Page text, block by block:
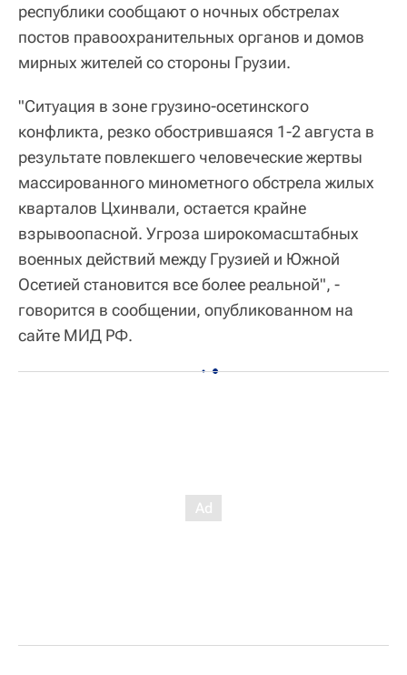
республики сообщают о ночных обстрелах
постов правоохранительных органов и домов
мирных жителей со стороны Грузии.
"Ситуация в зоне грузино-осетинского
конфликта, резко обострившаяся 1-2 августа в
результате повлекшего человеческие жертвы
массированного минометного обстрела жилых
кварталов Цхинвали, остается крайне
взрывоопасной. Угроза широкомасштабных
военных действий между Грузией и Южной
Осетией становится все более реальной", -
говорится в сообщении, опубликованном на
сайте МИД РФ.